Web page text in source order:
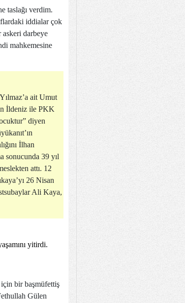
taslağı verdim.
iddialar çok
askeri darbeye
mahkemesine
ait Umut
İldeniz ile PKK
diyen
İlhan
sonucunda 39 yıl
attı. 12
26 Nisan
Ali Kaya,
yitirdi.
bir başmüfettiş
Gülen